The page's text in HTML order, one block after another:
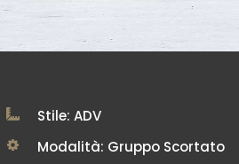
Stile: ADV
Modalità: Gruppo Scortato